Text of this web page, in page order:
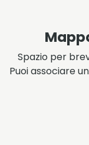
Spazio per
Puoi associare